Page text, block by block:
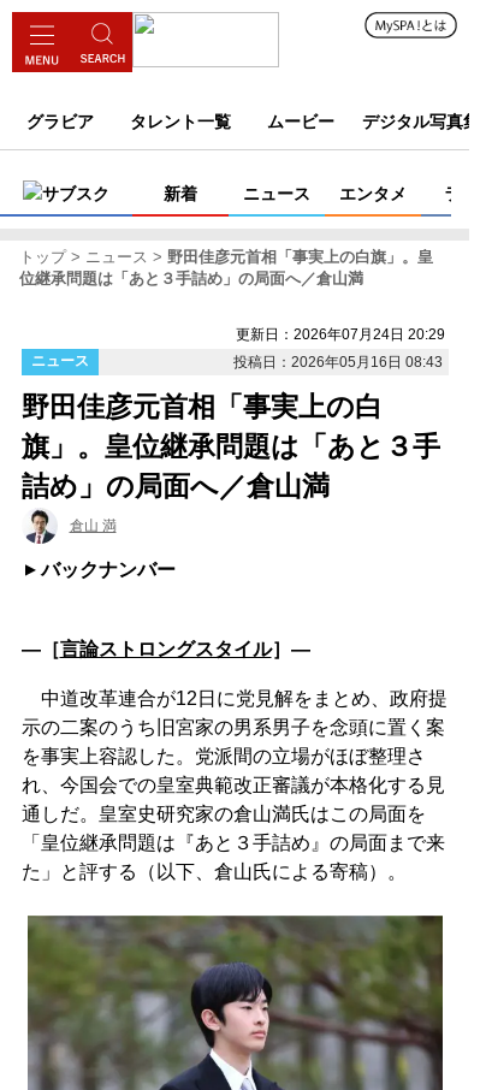
グラビア タレント一覧 ムービー デジタル写真集
サブスク 新着 ニュース エンタメ ライフ
トップ ニュース
野田佳彦元首相「事実上の白旗」。皇
位継承問題は「あと３手詰め」の局面へ／倉山満
更新日：2026年07月24日 20:29
ニュース
投稿日：2026年05月16日 08:43
野田佳彦元首相「事実上の白
旗」。皇位継承問題は「あと３手
詰め」の局面へ／倉山満
倉山 満
バックナンバー
―［言論ストロングスタイル］―
中道改革連合が12日に党見解をまとめ、政府提
示の二案のうち旧宮家の男系男子を念頭に置く案
を事実上容認した。党派間の立場がほぼ整理さ
れ、今国会での皇室典範改正審議が本格化する見
通しだ。皇室史研究家の倉山満氏はこの局面を
「皇位継承問題は『あと３手詰め』の局面まで来
た」と評する（以下、倉山氏による寄稿）。